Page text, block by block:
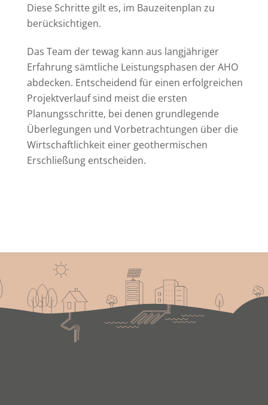
Diese Schritte gilt es, im Bauzeitenplan zu
berücksichtigen.
Das Team der tewag kann aus langjähriger
Erfahrung sämtliche Leistungsphasen der AHO
abdecken. Entscheidend für einen erfolgreichen
Projektverlauf sind meist die ersten
Planungsschritte, bei denen grundlegende
Überlegungen und Vorbetrachtungen über die
Wirtschaftlichkeit einer geothermischen
Erschließung entscheiden.